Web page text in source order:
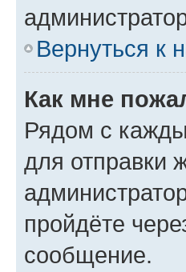
Вернуться к
Как мне
Рядом с
для отправки
пройдёте
сообщение.